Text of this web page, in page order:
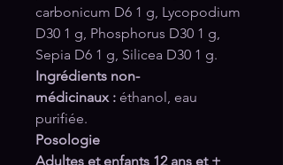
carbonicum D6 1 g, Lycopodium
D30 1 g, Phosphorus D30 1 g,
Sepia D6 1 g, Silicea D30 1 g.
Ingrédients non-
médicinaux: éthanol, eau
purifiée.
Posologie
Adultes et enfants 12 ans et +